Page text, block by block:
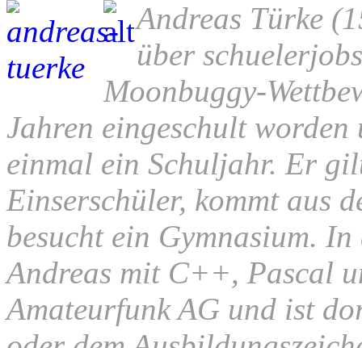
Andreas Türke
über
Moonbuggy-
Jahren eingeschult
einmal ein Schuljahr. Er
Einserschüler, kommt aus
besucht ein Gymnasium.
Andreas mit C++, Pascal
Amateurfunk AG und ist